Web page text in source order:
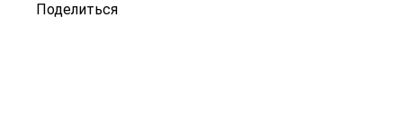
Поделиться